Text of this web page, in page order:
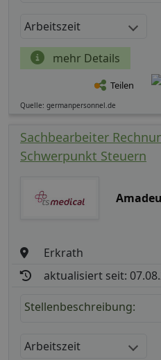
Arbeitszeit
mehr Details
Teilen
Quelle: germanpersonnel.de
Sachbearbeiter
Schwerpunkt Steuern
Erkrath
aktualisiert seit:
Stellenbeschreibung:
Arbeitszeit